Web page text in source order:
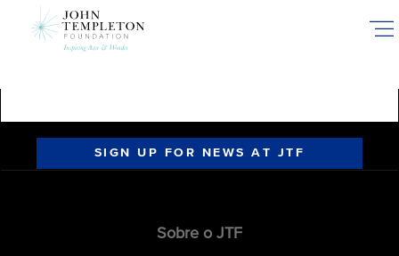
SIGN UP FOR NEWS AT JTF
Sobre o JTF